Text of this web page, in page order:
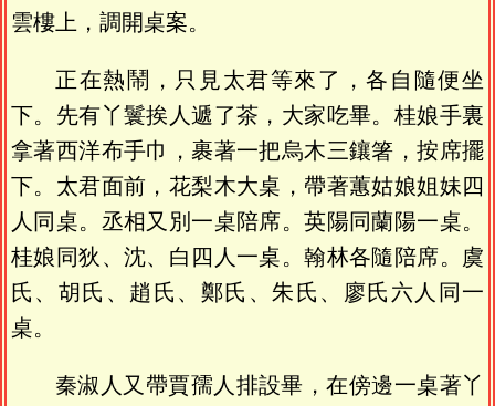
雲樓上，調開桌案。
正在熱鬧，只見太君等來了，各自隨便坐
下。先有丫鬟挨人遞了茶，大家吃畢。桂娘手裏
拿著西洋布手巾，裹著一把烏木三鑲箸，按席擺
下。太君面前，花梨木大桌，帶著蕙姑娘姐妹四
人同桌。丞相又別一桌陪席。英陽同蘭陽一桌。
桂娘同狄、沈、白四人一桌。翰林各隨陪席。虞
氏、胡氏、趙氏、鄭氏、朱氏、廖氏六人同一
桌。
秦淑人又帶賈孺人排設畢，在傍邊一桌著丫